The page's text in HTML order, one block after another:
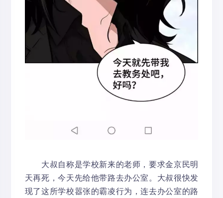
大叔自称是学校新来的老师，要求金京民明
天再死，今天先给他带路去办公室。大叔很快发
现了这所学校嚣张的霸凌行为，连去办公室的路